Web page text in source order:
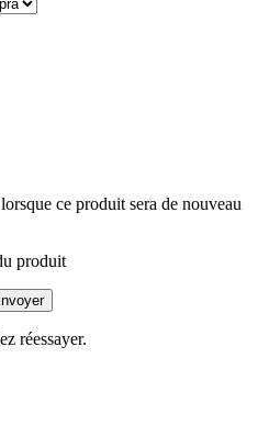
ce produit sera de nouveau
produit
réessayer.